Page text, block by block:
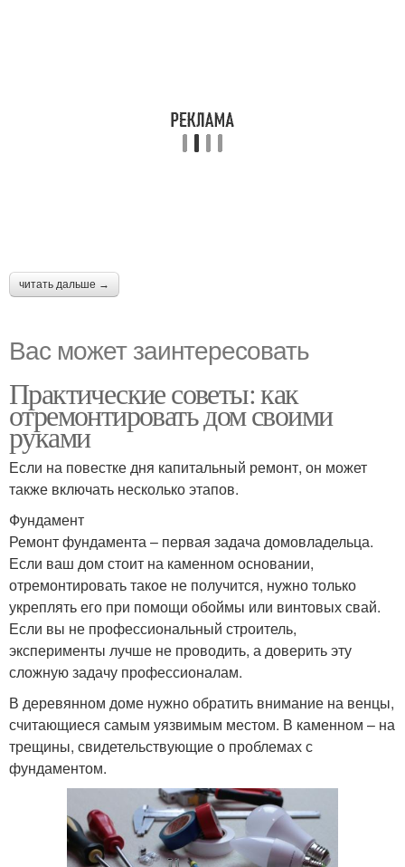
читать дальше →
Вас может заинтересовать
Практические советы: как
отремонтировать дом своими
руками
Если на повестке дня капитальный ремонт, он может
также включать несколько этапов.
Фундамент
Ремонт фундамента – первая задача домовладельца.
Если ваш дом стоит на каменном основании,
отремонтировать такое не получится, нужно только
укреплять его при помощи обоймы или винтовых свай.
Если вы не профессиональный строитель,
эксперименты лучше не проводить, а доверить эту
сложную задачу профессионалам.
В деревянном доме нужно обратить внимание на венцы,
считающиеся самым уязвимым местом. В каменном – на
трещины, свидетельствующие о проблемах с
фундаментом.